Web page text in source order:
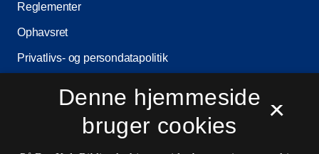
Reglementer
Ophavsret
Privatlivs- og persondatapolitik
Cookieindstillinger
×
Denne hjemmeside
bruger cookies